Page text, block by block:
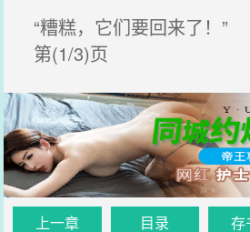
“糟糕，它们要回来了！”
第(1/3)页
上一章 目录 存